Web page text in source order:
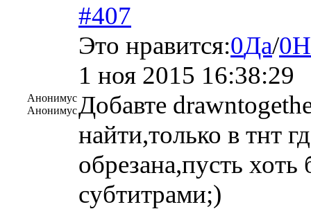
Анонимус
Анонимус
#407
Это нравится:0Да/0
1 ноя 2015 16:38:29
Добавте
найти,только в тнт
обрезана,пусть хоть
субтитрами;)